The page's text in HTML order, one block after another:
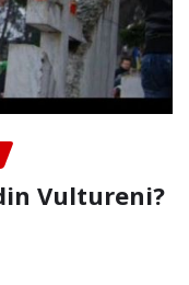
Vultureni?